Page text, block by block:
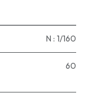
N : 1/160
60